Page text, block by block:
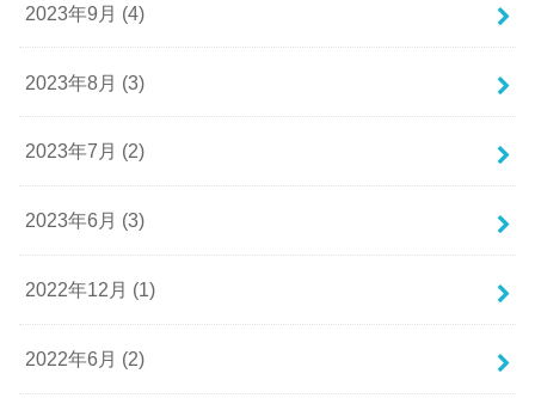
2023年9月 (4)
2023年8月 (3)
2023年7月 (2)
2023年6月 (3)
2022年12月 (1)
2022年6月 (2)